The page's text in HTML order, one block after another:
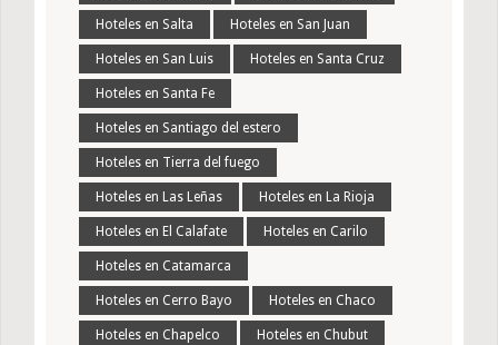
Hoteles en Salta Hoteles en San Juan
Hoteles en San Luis Hoteles en Santa Cruz
Hoteles en Santa Fe
Hoteles en Santiago del estero
Hoteles en Tierra del fuego
Hoteles en Las Leñas Hoteles en La Rioja
Hoteles en El Calafate Hoteles en Carilo
Hoteles en Catamarca
Hoteles en Cerro Bayo Hoteles en Chaco
Hoteles en Chapelco Hoteles en Chubut